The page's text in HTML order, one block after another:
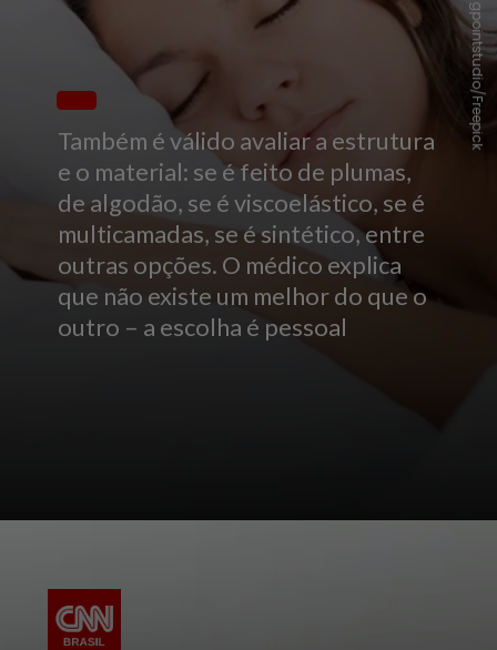
Também é válido avaliar a estrutura
e o material: se é feito de plumas,
de algodão, se é viscoelástico, se é
multicamadas, se é sintético, entre
outras opções. O médico explica
que não existe um melhor do que o
outro – a escolha é pessoal
gpointstudio/Freepick